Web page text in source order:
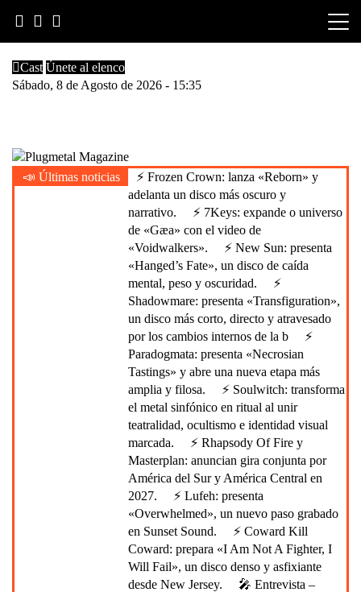
content
Cast Únete al elenco
Sábado, 8 de Agosto de 2026 - 15:35
Plugmetal Magazine
Heavy Metal is Life
📣 Últimas noticias
⚡ Frozen Crown: lanza «Reborn» y
adelanta un disco más oscuro y
narrativo.
⚡ 7Keys: expande o universo
de «Gæa» con el video de
«Voidwalkers».
⚡ New Sun: presenta
«Hanged’s Fate», un disco de caída
mental, peso y oscuridad.
⚡
Shadowmare: presenta «Transfiguration»,
un disco más corto, directo y atravesado
por los cambios internos de la b
⚡
Paradogmata: presenta «Necrosian
Tastings» y abre una nueva etapa más
amplia y filosa.
⚡ Soulwitch: transforma
el metal sinfónico en ritual al unir
teatralidad, ocultismo e identidad visual
marcada.
⚡ Rhapsody Of Fire y
Masterplan: anuncian gira conjunta por
América del Sur y América Central en
2027.
⚡ Lufeh: presenta
«Overwhelmed», un nuevo paso grabado
en Sunset Sound.
⚡ Coward Kill
Coward: prepara «I Am Not A Fighter, I
Will Fail», un disco denso y asfixiante
desde New Jersey.
🎤 Entrevista –